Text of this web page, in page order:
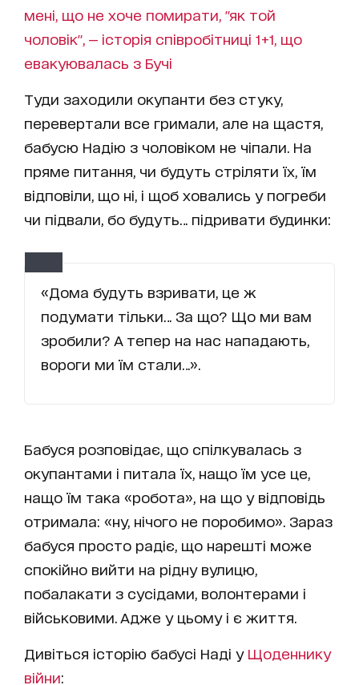
мені, що не хоче помирати, "як той
чоловік", — історія співробітниці 1+1, що
евакуювалась з Бучі
Туди заходили окупанти без стуку,
перевертали все гримали, але на щастя,
бабусю Надію з чоловіком не чіпали. На
пряме питання, чи будуть стріляти їх, їм
відповіли, що ні, і щоб ховались у погреби
чи підвали, бо будуть… підривати будинки:
«Дома будуть взривати, це ж
подумати тільки… За що? Що ми вам
зробили? А тепер на нас нападають,
вороги ми їм стали…».
Бабуся розповідає, що спілкувалась з
окупантами і питала їх, нащо їм усе це,
нащо їм така «робота», на що у відповідь
отримала: «ну, нічого не поробимо». Зараз
бабуся просто радіє, що нарешті може
спокійно вийти на рідну вулицю,
побалакати з сусідами, волонтерами і
військовими. Адже у цьому і є життя.
Дивіться історію бабусі Наді у Щоденнику
війни: